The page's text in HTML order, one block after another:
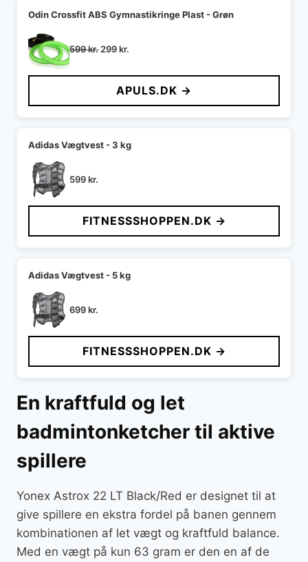
Odin Crossfit ABS Gymnastikringe Plast - Grøn
599kr. Den
pris
599 kr..
299kr.
pris
er:
299 kr..
APULS.DK →
Adidas Vægtvest - 3 kg
599kr.
FITNESSSHOPPEN.DK →
Adidas Vægtvest - 5 kg
699kr.
FITNESSSHOPPEN.DK →
En kraftfuld og let
badmintonketcher til aktive
spillere
Yonex Astrox 22 LT Black/Red er designet til at
give spillere en ekstra fordel på banen gennem
kombinationen af let vægt og kraftfuld balance.
Med en vægt på kun 63 gram er den en af de